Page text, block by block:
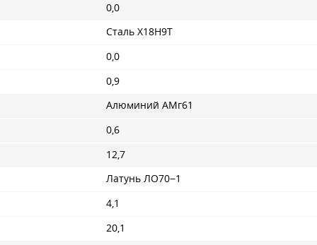
0,0
Сталь Х18Н9Т
0,0
0,9
Алюминий АМг61
0,6
12,7
Латунь ЛО70−1
4,1
20,1